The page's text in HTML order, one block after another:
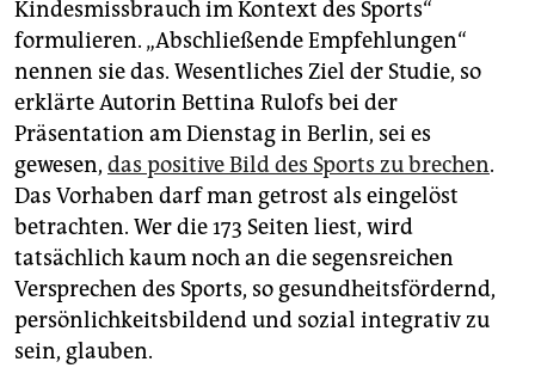
Kindesmissbrauch im Kontext des Sports“
formulieren. „Abschließende Empfehlungen“
nennen sie das. Wesentliches Ziel der Studie, so
erklärte Autorin Bettina Rulofs bei der
Präsentation am Dienstag in Berlin, sei es
gewesen, das positive Bild des Sports zu brechen.
Das Vorhaben darf man getrost als eingelöst
betrachten. Wer die 173 Seiten liest, wird
tatsächlich kaum noch an die segensreichen
Versprechen des Sports, so gesundheitsfördernd,
persönlichkeitsbildend und sozial integrativ zu
sein, glauben.